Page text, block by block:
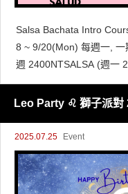
Salsa Bachata Intro
8 ~ 9/20(Mon) 每週一,
週 2400NTSALSA (週一
ha
Leo Party ♌ 獅子派
2025.07.25 Event